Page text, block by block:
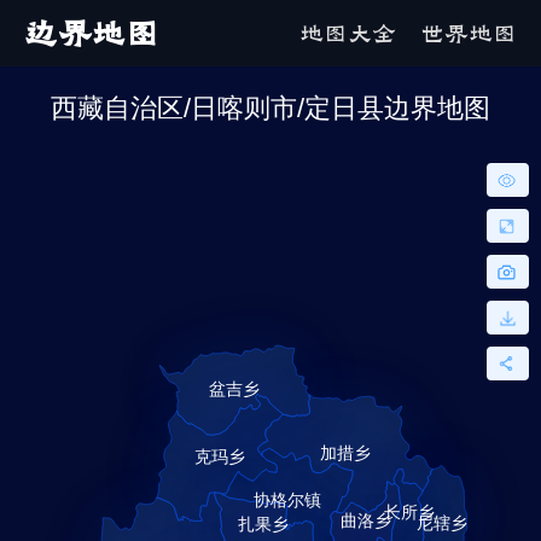
边界地图 地图大全 世界地图